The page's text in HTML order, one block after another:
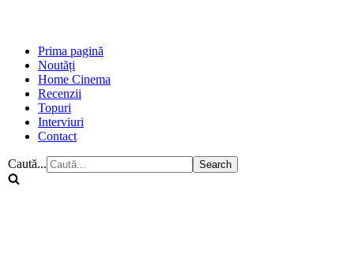
Prima pagină
Noutăți
Home Cinema
Recenzii
Topuri
Interviuri
Contact
Caută...